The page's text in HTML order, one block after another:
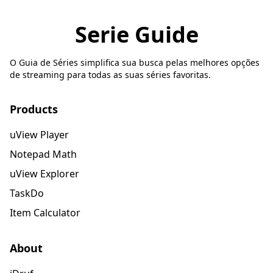
Serie Guide
O Guia de Séries simplifica sua busca pelas melhores opções
de streaming para todas as suas séries favoritas.
Products
uView Player
Notepad Math
uView Explorer
TaskDo
Item Calculator
About